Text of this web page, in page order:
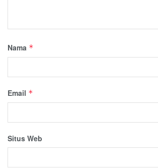
Nama *
Email *
Situs Web